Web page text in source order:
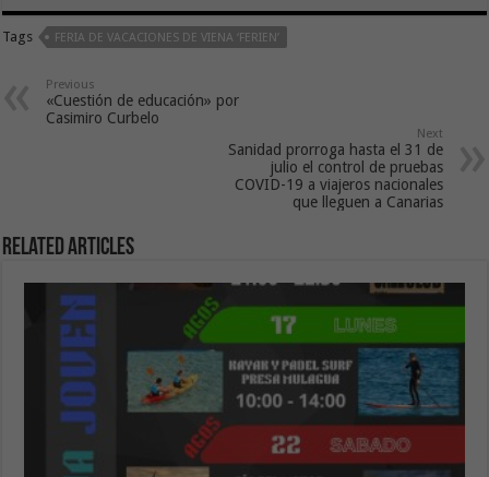
Tags FERIA DE VACACIONES DE VIENA ‘FERIEN’
Previous
«Cuestión de educación» por
Casimiro Curbelo
Next
Sanidad prorroga hasta el 31 de
julio el control de pruebas
COVID-19 a viajeros nacionales
que lleguen a Canarias
Related Articles